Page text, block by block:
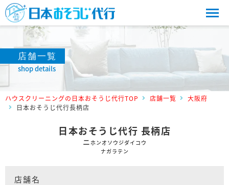
店舗一覧
shop details
ハウスクリーニングの日本おそうじ代行TOP 店舗一覧
大阪府
日本おそうじ代行長柄店
日本おそうじ代行 長柄店
ニホンオソウジダイコウ
ナガラテン
店舗名